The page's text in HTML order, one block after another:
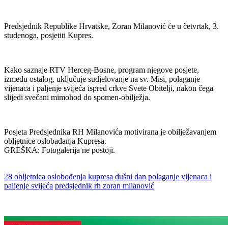
Predsjednik Republike Hrvatske, Zoran Milanović će u četvrtak, 3.
studenoga, posjetiti Kupres.
Kako saznaje RTV Herceg-Bosne, program njegove posjete,
između ostalog, uključuje sudjelovanje na sv. Misi, polaganje
vijenaca i paljenje svijeća ispred crkve Svete Obitelji, nakon čega
slijedi svečani mimohod do spomen-obilježja.
Posjeta Predsjednika RH Milanovića motivirana je obilježavanjem
obljetnice oslobađanja Kupresa.
GREŠKA: Fotogalerija ne postoji.
28 obljetnica oslobođenja kupresa dušni dan polaganje vijenaca i
paljenje svijeća predsjednik rh zoran milanović